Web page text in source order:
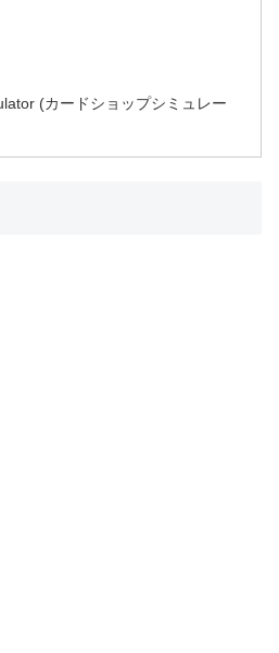
(カードショップシミュレー